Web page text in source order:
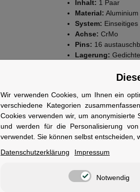
Inhalt: 1 Paar
Material: Aluminium
System:
Achse: CrMo
Pins: 16
Lagerung:
Einsatzbereich:
Fuer wen geeignet
Ideal für Fahrer, die die
möchten.
Wir verwenden Cookies, um Ihnen ein
verschiedene Kategorien
Cookies verwenden wir, um anonymisierte
und werden für die Personalisierung
verwendet. Sie können selbst entscheiden,
Datenschutzerklärung
Impressum
Notwendig